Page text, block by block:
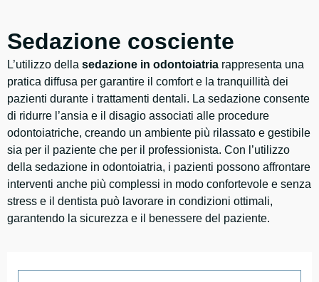
Sedazione cosciente
L’utilizzo della sedazione in odontoiatria rappresenta una
pratica diffusa per garantire il comfort e la tranquillità dei
pazienti durante i trattamenti dentali. La sedazione consente
di ridurre l’ansia e il disagio associati alle procedure
odontoiatriche, creando un ambiente più rilassato e gestibile
sia per il paziente che per il professionista. Con l’utilizzo
della sedazione in odontoiatria, i pazienti possono affrontare
interventi anche più complessi in modo confortevole e senza
stress e il dentista può lavorare in condizioni ottimali,
garantendo la sicurezza e il benessere del paziente.